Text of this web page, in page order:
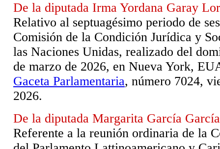
De la diputada Irma Yordana Garay
Relativo al septuagésimo periodo de
Comisión de la Condición Jurídica y
las Naciones Unidas, realizado del
de marzo de 2026, en Nueva York,
Gaceta Parlamentaria, número 7024,
2026.
De la diputada Margarita García García
Referente a la reunión ordinaria de la